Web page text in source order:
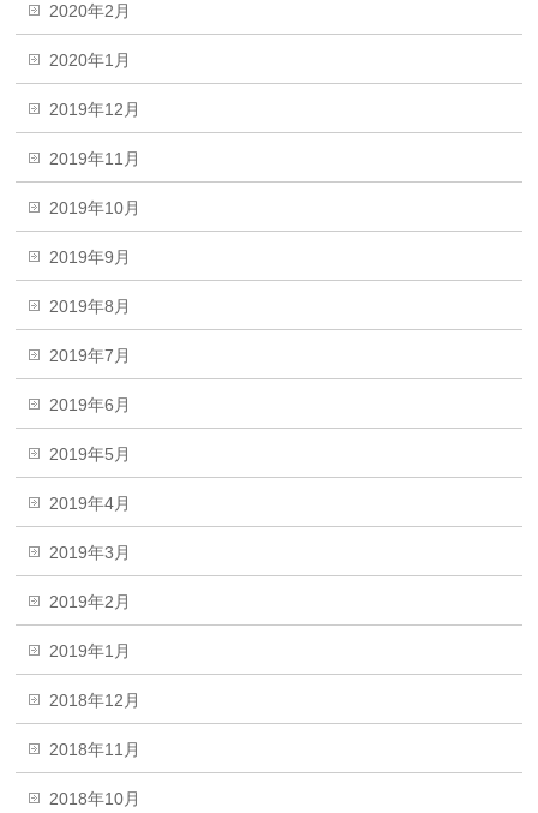
2020年2月
2020年1月
2019年12月
2019年11月
2019年10月
2019年9月
2019年8月
2019年7月
2019年6月
2019年5月
2019年4月
2019年3月
2019年2月
2019年1月
2018年12月
2018年11月
2018年10月